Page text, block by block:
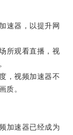
速器，以提升网
所观看直播，视
，视频加速器不
质。
加速器已经成为